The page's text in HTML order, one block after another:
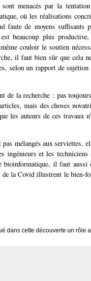
menacés par la
où les réalisations
faute de moyens suffisants
beaucoup plus productive,
couloir le soutien
il faut bien sûr que cela
selon un rapport de sujétion
de la recherche : pas
mais des choses
les auteurs de ces travaux
mélangés aux serviettes,
ingénieurs et les techniciens
bioinformatique, il faut aussi
la Covid illustrent le bien-
dans cette découverte un rôle